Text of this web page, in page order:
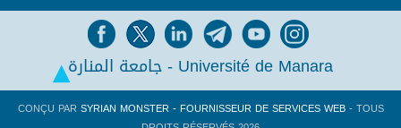
جامعة المنارة - Université de Manara
CONÇU PARSYRIAN MONSTER - FOURNISSEUR DE SERVICES WEB- TOUS